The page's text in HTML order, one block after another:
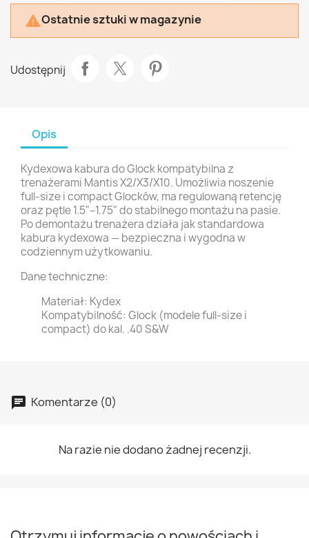
Ostatnie sztuki w magazynie
Udostępnij
Opis
Kydexowa kabura do Glock kompatybilna z
trenażerami Mantis X2/X3/X10. Umożliwia noszenie
full-size i compact Glocków, ma regulowaną retencję
oraz pętle 1.5"–1.75" do stabilnego montażu na pasie.
Po demontażu trenażera działa jak standardowa
kabura kydexowa — bezpieczna i wygodna w
codziennym użytkowaniu.
Dane techniczne:
Materiał: Kydex
Kompatybilność: Glock (modele full-size i
compact) do kal. .40 S&W
Komentarze (0)
Na razie nie dodano żadnej recenzji.